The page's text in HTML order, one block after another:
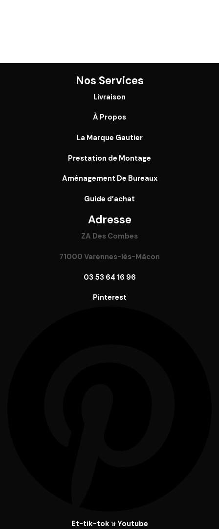
Nos Services
Livraison
À Propos
La Marque Gautier
Prestation de Montage
Aménagement De Bureaux
Guide d’achat
Adresse
ZA Des Combes
71000 Varennes-lès-Mâcon
03 53 64 16 96
Pinterest
Et-tik-tok Youtube